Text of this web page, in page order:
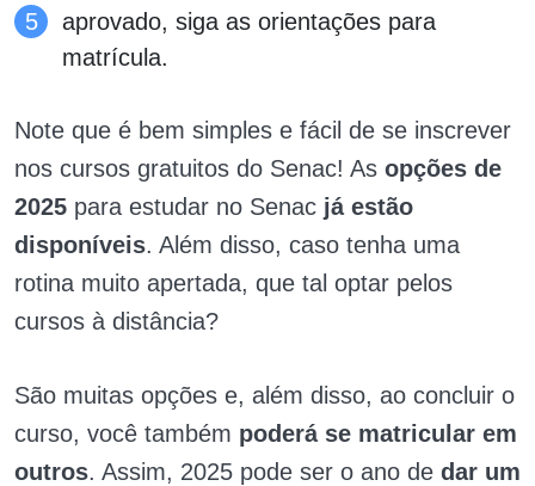
aprovado, siga as orientações para
matrícula.
Note que é bem simples e fácil de se inscrever
nos cursos gratuitos do Senac! As opções de
2025 para estudar no Senac já estão
disponíveis. Além disso, caso tenha uma
rotina muito apertada, que tal optar pelos
cursos à distância?
São muitas opções e, além disso, ao concluir o
curso, você também poderá se matricular em
outros. Assim, 2025 pode ser o ano de dar um